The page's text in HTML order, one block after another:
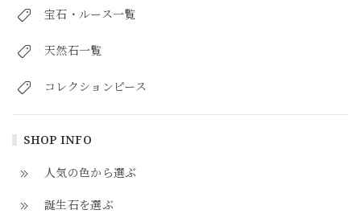
宝石・ルース一覧
天然石一覧
コレクションピース
SHOP INFO
人気の色から選ぶ
誕生石を選ぶ